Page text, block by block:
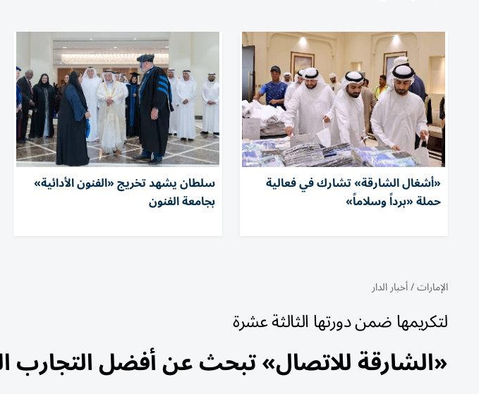
«أشغال الشارقة» تشارك في فعالية
حملة «برداً وسلاماً»
سلطان يشهد تخريج «الفنون الأدائية»
بجامعة الفنون
الإمارات/أخبار الدار
لتكريمها ضمن دورتها الثالثة عشرة
«الشارقة للاتصال» تبحث عن أفضل التجارب